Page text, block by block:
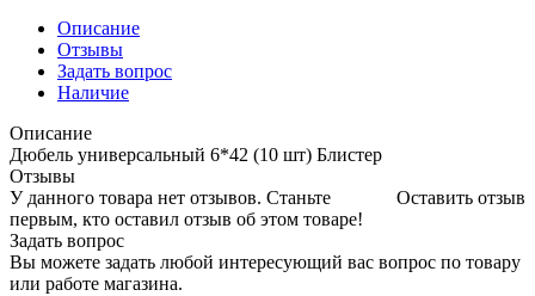
Описание
Отзывы
Задать вопрос
Наличие
Описание
Дюбель универсальный 6*42 (10 шт) Блистер
Отзывы
Оставить отзыв
У данного товара нет отзывов. Станьте
первым, кто оставил отзыв об этом товаре!
Задать вопрос
Вы можете задать любой интересующий вас вопрос по товару
или работе магазина.